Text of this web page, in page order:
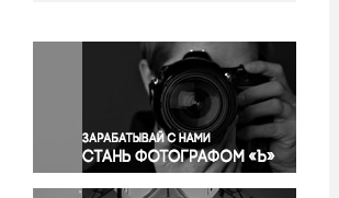
Окружающая среда
Политика
Правосудие
Происшествия и конфликты
Религия
Светская жизнь